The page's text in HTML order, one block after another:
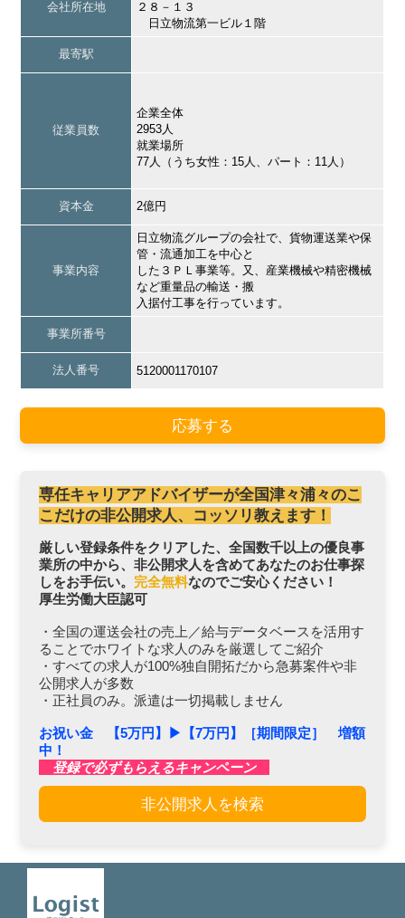
会社所在地
２８－１３
日立物流第一ビル１階
最寄駅
従業員数
企業全体
2953人
就業場所
77人（うち女性：15人、パート：11人）
資本金 2億円
事業内容
日立物流グループの会社で、貨物運送業や保
管・流通加工を中心と
した３ＰＬ事業等。又、産業機械や精密機械
など重量品の輸送・搬
入据付工事を行っています。
事業所番号
法人番号 5120001170107
応募する
専任キャリアアドバイザーが全国津々浦々のこ
こだけの非公開求人、コッソリ教えます！
厳しい登録条件をクリアした、全国数千以上の優良事
業所の中から、非公開求人を含めてあなたのお仕事探
しをお手伝い。 完全無料なのでご安心ください！
厚生労働大臣認可
・全国の運送会社の売上／給与データベースを活用す
ることでホワイトな求人のみを厳選してご紹介
・すべての求人が100%独自開拓だから急募案件や非
公開求人が多数
・正社員のみ。派遣は一切掲載しません
お祝い金 【5万円】▶︎【7万円】［期間限定］ 増額
中！
登録で必ずもらえるキャンペーン
非公開求人を検索